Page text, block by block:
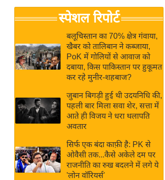
Breaking
News in
Hindi
Hindi
Videos
जगत
राय
बजट
IPL
2026
ई-पेपर
मिसाल बेमिसाल
स्पेशल रिपोर्ट
बलूचिस्तान का 70% क्षेत्र गंवाया,
खैबर को तालिबान ने कब्जाया,
PoK में गोलियों से आवाज को
दबाया, किस पाकिस्तान पर हुकूमत
कर रहे मुनीर-शहबाज?
जुबान बिगड़ी हुई थी उदयनिधि की,
पहली बार मिला सवा शेर, सत्ता में
आते ही विजय ने धरा थलापति
अवतार
सिर्फ एक बंदा काफ़ी है: PK से
ओवैसी तक...कैसे अकेले दम पर
राजनीति का रुख बदलने में लगे ये
'लोन वॉरियर्स'